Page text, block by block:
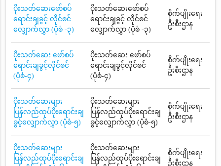
ပိုးသတ်ဆေးဖော်စပ်
ရောင်းချခွင့် လိုင်စင်
လျှောက်လွှာ (ပုံစံ -၃)
ပိုးသတ်ဆေးဖော်စပ်
ရောင်းချခွင့် လိုင်စင်
လျှောက်လွှာ (ပုံစံ -၃)
စိုက်ပျိုးရေး
ဦးစီးဌာန
ပိုးသတ်ဆေး ဖော်စပ်
ရောင်းချခွင့်လိုင်စင်
(ပုံစံ-၄)
ပိုးသတ်ဆေး ဖော်စပ်
ရောင်းချခွင့်လိုင်စင်
(ပုံစံ-၄)
စိုက်ပျိုးရေး
ဦးစီးဌာန
ပိုးသတ်ဆေးများ
ပြန်လည်ထုပ်ပိုးရောင်းချ
ခွင့်လျှောက်လွှာ (ပုံစံ-၅)
ပိုးသတ်ဆေးများ
ပြန်လည်ထုပ်ပိုးရောင်းချ
ခွင့်လျှောက်လွှာ (ပုံစံ-၅)
စိုက်ပျိုးရေး
ဦးစီးဌာန
ပိုးသတ်ဆေးများ
ပြန်လည်ထုပ်ပိုးရောင်းချ
ပိုးသတ်ဆေးများ
ပြန်လည်ထုပ်ပိုးရောင်းချ
စိုက်ပျိုးရေး
ဦးစီးဌာန